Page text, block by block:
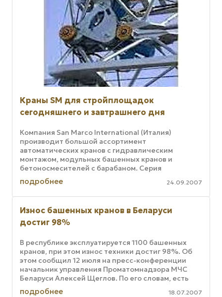
Краны SM для стройплощадок
сегодняшнего и завтрашнего дня
Компания San Marco International (Италия)
производит большой ассортимент
автоматических кранов с гидравлическим
монтажом, модульных башенных кранов и
бетоносмесителей с барабаном. Серия
быстромонтируемых гидравлических кранов SMH
включает краны с ...
подробнее 24.09.2007
Износ башенных кранов в Беларуси
достиг 98%
В республике эксплуатируется 1100 башенных
кранов, при этом износ техники достиг 98%. Об
этом сообщил 12 июля на пресс-конференции
начальник управления Проматомнадзора МЧС
Беларуси Алексей Щеглов. По его словам, есть
башенные краны, которые ...
подробнее 18.07.2007